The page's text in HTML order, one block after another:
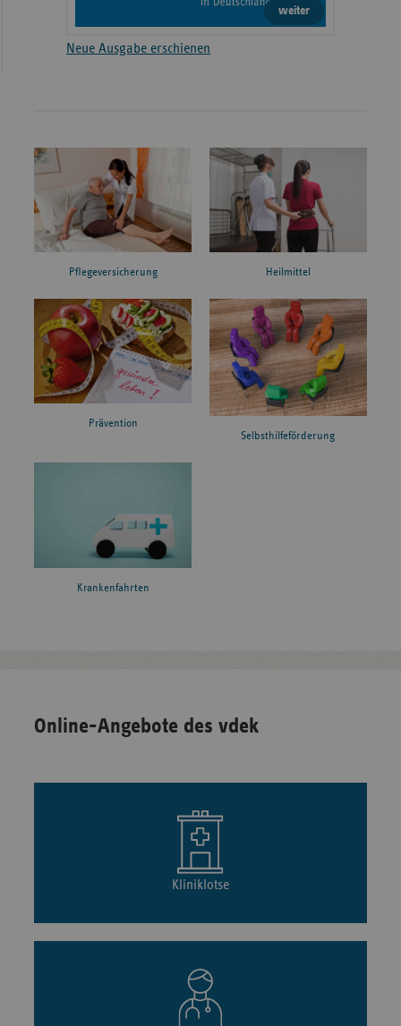
weiter
Neue Ausgabe erschienen
Pflegeversicherung Heilmittel
Prävention
Selbsthilfeförderung
Krankenfahrten
Online-Angebote des vdek
Kliniklotse